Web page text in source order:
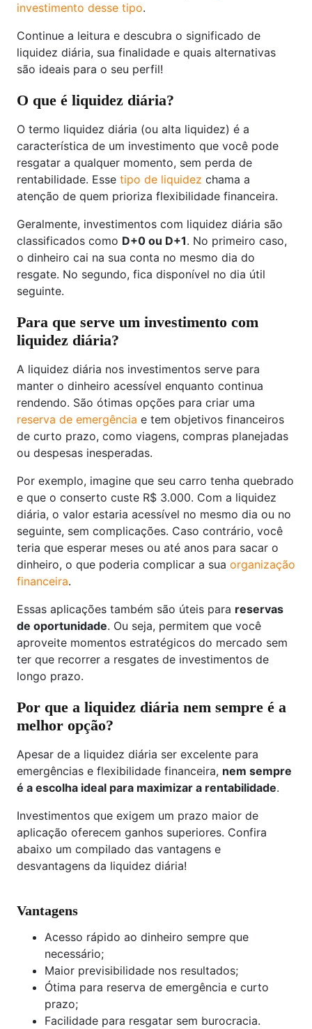
investimento desse tipo.
Continue a leitura e descubra o significado de
liquidez diária, sua finalidade e quais alternativas
são ideais para o seu perfil!
O que é liquidez diária?
O termo liquidez diária (ou alta liquidez) é a
característica de um investimento que você pode
resgatar a qualquer momento, sem perda de
rentabilidade. Esse tipo de liquidez chama a
atenção de quem prioriza flexibilidade financeira.
Geralmente, investimentos com liquidez diária são
classificados como D+0 ou D+1. No primeiro caso,
o dinheiro cai na sua conta no mesmo dia do
resgate. No segundo, fica disponível no dia útil
seguinte.
Para que serve um investimento com
liquidez diária?
A liquidez diária nos investimentos serve para
manter o dinheiro acessível enquanto continua
rendendo. São ótimas opções para criar uma
reserva de emergência e tem objetivos financeiros
de curto prazo, como viagens, compras planejadas
ou despesas inesperadas.
Por exemplo, imagine que seu carro tenha quebrado
e que o conserto custe R$ 3.000. Com a liquidez
diária, o valor estaria acessível no mesmo dia ou no
seguinte, sem complicações. Caso contrário, você
teria que esperar meses ou até anos para sacar o
dinheiro, o que poderia complicar a sua organização
financeira.
Essas aplicações também são úteis para reservas
de oportunidade. Ou seja, permitem que você
aproveite momentos estratégicos do mercado sem
ter que recorrer a resgates de investimentos de
longo prazo.
Por que a liquidez diária nem sempre é a
melhor opção?
Apesar de a liquidez diária ser excelente para
emergências e flexibilidade financeira, nem sempre
é a escolha ideal para maximizar a rentabilidade.
Investimentos que exigem um prazo maior de
aplicação oferecem ganhos superiores. Confira
abaixo um compilado das vantagens e
desvantagens da liquidez diária!
Vantagens
Acesso rápido ao dinheiro sempre que
necessário;
Maior previsibilidade nos resultados;
Ótima para reserva de emergência e curto
prazo;
Facilidade para resgatar sem burocracia.